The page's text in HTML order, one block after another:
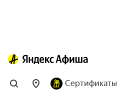
Сертификаты